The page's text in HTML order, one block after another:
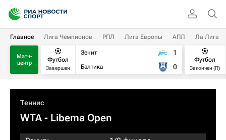
Главное Лига Чемпионов РПЛ Лига Европы АПЛ Ла Лига
Матч-
центр
Футбол
Завершен
Зенит
Балтика
1
0
Футбол
Закончен (П)
Теннис
WTA- Libema Open